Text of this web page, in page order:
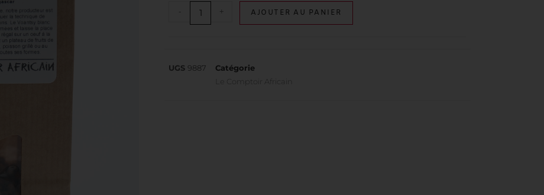
- + AJOUTER AU PANIER
UGS 9887
Catégorie
Le Comptoir Africain